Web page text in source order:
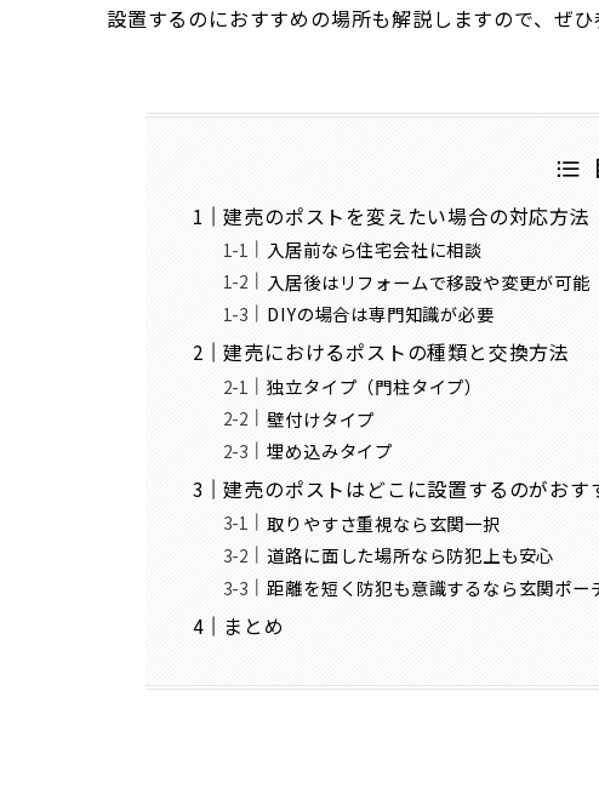
設置するのにおすすめの場所も解説しますので、ぜひ
建売のポストを変えたい場合の対応方法
入居前なら住宅会社に相談
入居後はリフォームで移設や変更が可能
DIYの場合は専門知識が必要
建売におけるポストの種類と交換方法
独立タイプ（門柱タイプ）
壁付けタイプ
埋め込みタイプ
建売のポストはどこに設置するのがおす
取りやすさ重視なら玄関一択
道路に面した場所なら防犯上も安心
距離を短く防犯も意識するなら玄関ポー
まとめ